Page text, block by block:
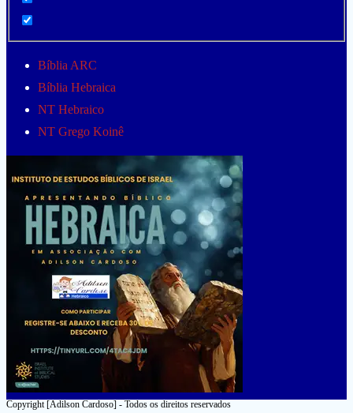
Bíblia ARC
Bíblia Hebraica
NT Hebraico
NT Grego Koinê
Copyright [Adilson Cardoso] - Todos os direitos reservados